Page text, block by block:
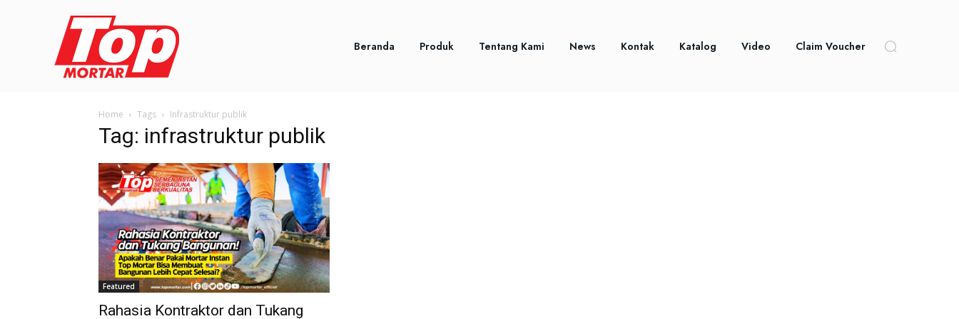
Beranda Produk Tentang Kami News Kontak Katalog Video Claim Voucher
Home Tags Infrastruktur publik
Tag: infrastruktur publik
Featured
Rahasia Kontraktor dan Tukang